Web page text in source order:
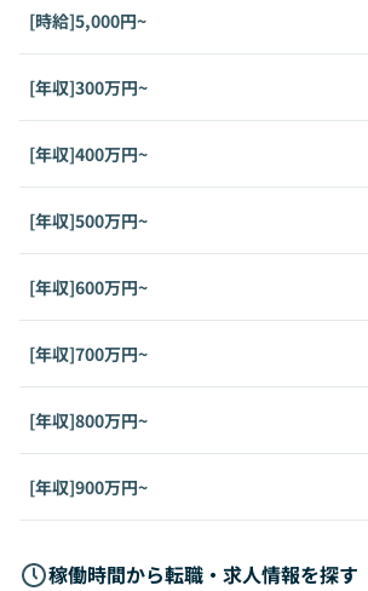
[時給]5,000円~
[年収]300万円~
[年収]400万円~
[年収]500万円~
[年収]600万円~
[年収]700万円~
[年収]800万円~
[年収]900万円~
稼働時間から転職・求人情報を探す